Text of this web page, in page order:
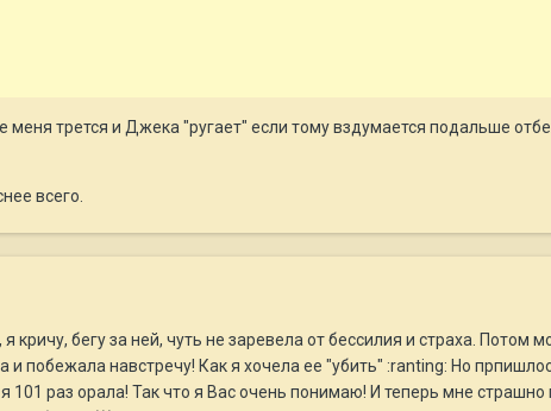
трется и Джека "ругает" если тому вздумается подальше
всего.
бегу за ней, чуть не заревела от бессилия и страха. Потом
и побежала навстречу! Как я хочела ее "убить" :ranting: Но
раз орала! Так что я Вас очень понимаю! И теперь мне страшно